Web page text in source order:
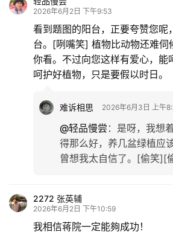
2026年6月2日 下午9:53
看到题图的阳台，正要夸赞您呢
台。[咧嘴笑] 植物比动物还难伺
你看。不过向您这样有爱心，能
呵护好植物，只是要假以时日。
难诉相思 2026年6月3日 上午
@轻品慢尝 ： 是呀，我想
得那么好，养几盆绿植应
曾想我太自信了。[偷笑][
2272 张英辅
2026年6月2日 下午10:59
我相信蒋院一定能夠成功！